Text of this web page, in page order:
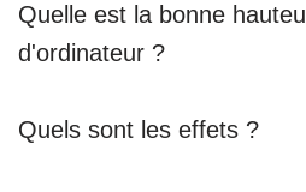
Quelle est la bonne
d'ordinateur ?
Quels sont les effets ?